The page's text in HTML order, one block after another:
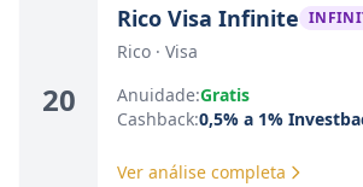
20
Rico Visa Infinite
Rico · Visa
Anuidade:Gratis
Cashback:0,5% a 1%
Ver análise completa